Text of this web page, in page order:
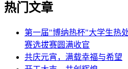
热门文章
第一届"博纳热杯"大学生热
赛选拔赛圆满收官
共庆元宵，满载幸福与希望